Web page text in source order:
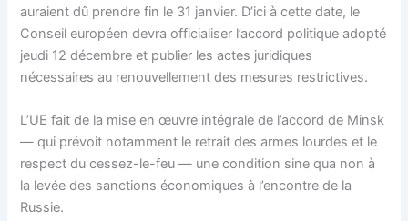
auraient dû prendre fin le 31 janvier. D’ici à cette date, le
Conseil européen devra officialiser l’accord politique adopté
jeudi 12 décembre et publier les actes juridiques
nécessaires au renouvellement des mesures restrictives.
L’UE fait de la mise en œuvre intégrale de l’accord de Minsk
— qui prévoit notamment le retrait des armes lourdes et le
respect du cessez-le-feu — une condition sine qua non à
la levée des sanctions économiques à l’encontre de la
Russie.